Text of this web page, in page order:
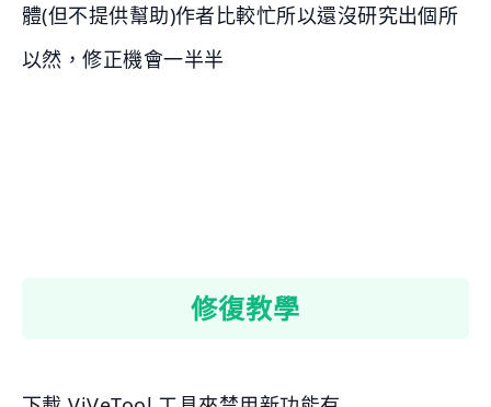
體(但不提供幫助)作者比較忙所以還沒研究出個所
以然，修正機會一半半
修復教學